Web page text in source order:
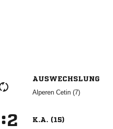
AUSWECHSLUNG
  
: K.A. (15)